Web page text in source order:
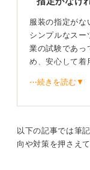
服装の指定がな
シンプルなスー
業の試験であっ
め、安心して着
ただ、「私服可
る服装で臨みま
す。
⋯続きを読む▼
以下の記事では筆
向や対策を押さえ